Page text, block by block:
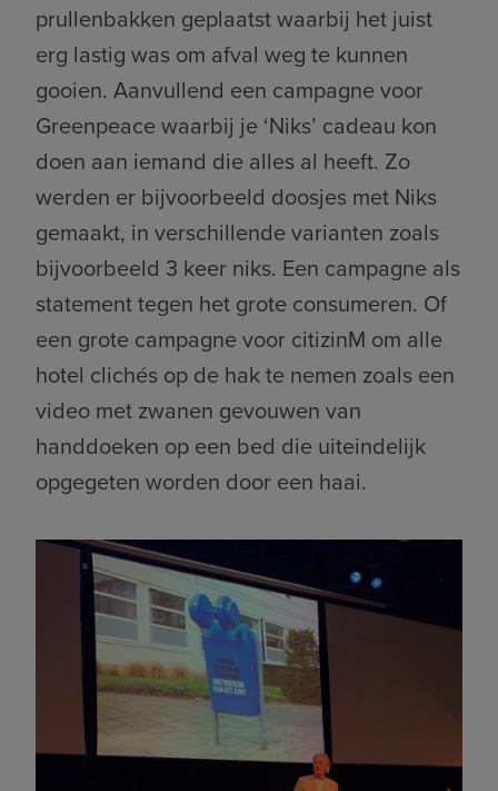
prullenbakken geplaatst waarbij het juist
erg lastig was om afval weg te kunnen
gooien. Aanvullend een campagne voor
Greenpeace waarbij je ‘Niks’ cadeau kon
doen aan iemand die alles al heeft. Zo
werden er bijvoorbeeld doosjes met Niks
gemaakt, in verschillende varianten zoals
bijvoorbeeld 3 keer niks. Een campagne als
statement tegen het grote consumeren. Of
een grote campagne voor citizinM om alle
hotel clichés op de hak te nemen zoals een
video met zwanen gevouwen van
handdoeken op een bed die uiteindelijk
opgegeten worden door een haai.